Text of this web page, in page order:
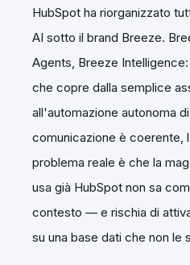
HubSpot ha riorganizzato
AI sotto il brand Breeze.
Agents, Breeze
che copre dalla semplice
all'automazione autonoma
comunicazione è coerente,
problema reale è che la
usa già HubSpot non sa
contesto — e rischia di
su una base dati che non le